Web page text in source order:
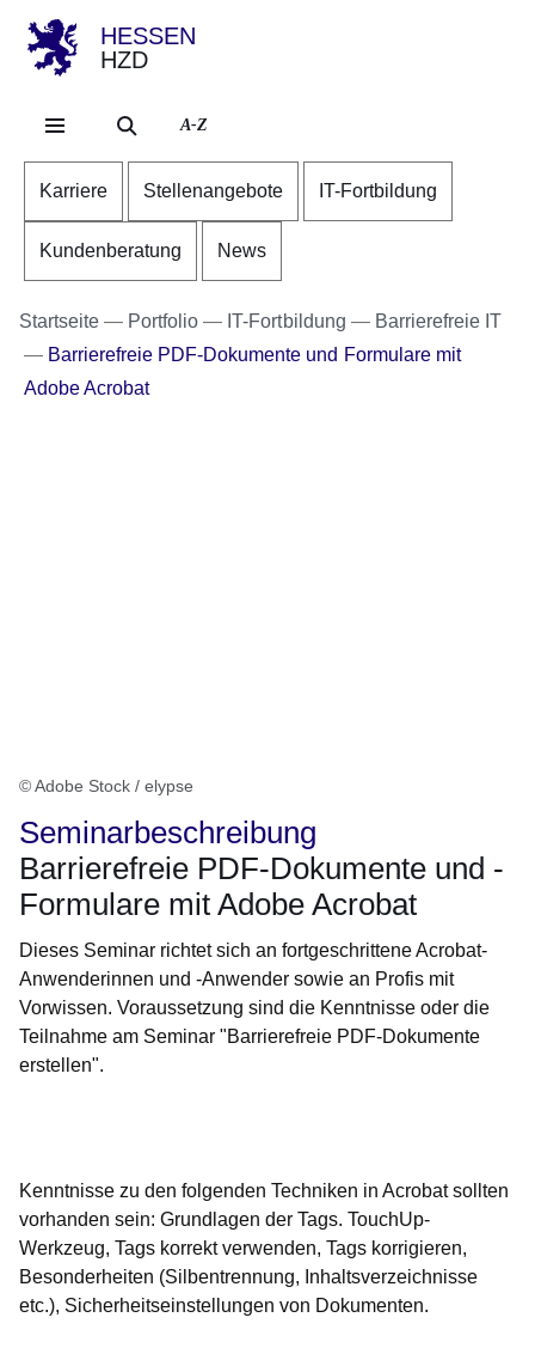
HESSEN
HZD
A-Z
Karriere Stellenangebote IT-Fortbildung
Kundenberatung News
Startseite Portfolio IT-Fortbildung
Barrierefreie IT
Barrierefreie PDF-Dokumente und Formulare mit
Adobe Acrobat
© Adobe Stock / elypse
Seminarbeschreibung
Barrierefreie PDF-Dokumente und -
Formulare mit Adobe Acrobat
Dieses Seminar richtet sich an fortgeschrittene Acrobat-
Anwenderinnen und -Anwender sowie an Profis mit
Vorwissen. Voraussetzung sind die Kenntnisse oder die
Teilnahme am Seminar "Barrierefreie PDF-Dokumente
erstellen".
Kenntnisse zu den folgenden Techniken in Acrobat sollten
vorhanden sein: Grundlagen der Tags. TouchUp-
Werkzeug, Tags korrekt verwenden, Tags korrigieren,
Besonderheiten (Silbentrennung, Inhaltsverzeichnisse
etc.), Sicherheitseinstellungen von Dokumenten.